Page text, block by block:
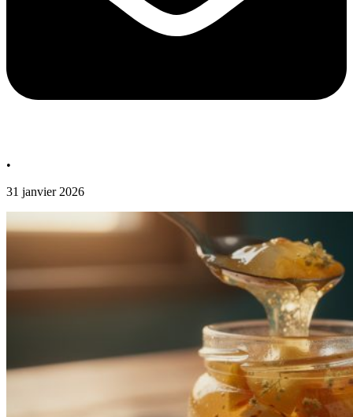
•
31 janvier 2026